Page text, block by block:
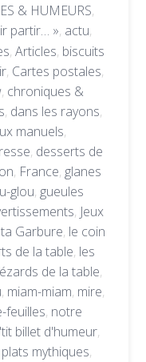
& HUMEURS,
partir… », actu,
, Articles, biscuits
, Cartes postales,
, chroniques &
, dans les rayons,
manuels,
, desserts de
, France, glanes
glou, gueules
, Jeux
Garbure, le coin
de la table, les
de la table,
, miam-miam, mire,
feuilles, notre
billet d'humeur,
plats mythiques,